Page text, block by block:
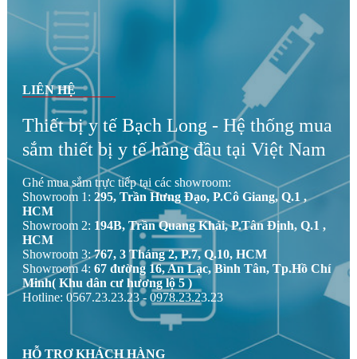
LIÊN HỆ
Thiết bị y tế Bạch Long - Hệ thống mua
sắm thiết bị y tế hàng đầu tại Việt Nam
Ghé mua sắm trực tiếp tại các showroom:
Showroom 1: 295, Trần Hưng Đạo, P.Cô Giang, Q.1 ,
HCM
Showroom 2: 194B, Trần Quang Khải, P.Tân Định, Q.1 ,
HCM
Showroom 3:767, 3 Tháng 2, P.7, Q.10, HCM
Showroom 4: 67 đường 16, An Lạc, Bình Tân, Tp.Hồ Chí
Minh( Khu dân cư hương lộ 5 )
Hotline: 0567.23.23.23 - 0978.23.23.23
HỖ TRỢ KHÁCH HÀNG